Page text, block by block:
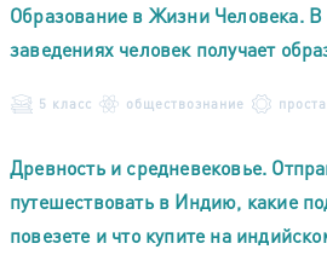
Образование в Жизни Человека. В
заведениях человек получает
5 класс обществознание
Древность и средневековье.
путешествовать в Индию, какие
повезете и что купите на